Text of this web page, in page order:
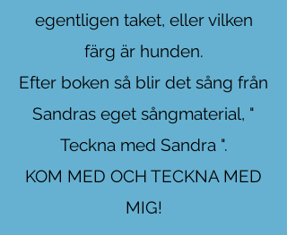
egentligen taket, eller vilken
färg är hunden.
Efter boken så blir det sång från
Sandras eget sångmaterial, "
Teckna med Sandra ".
KOM MED OCH TECKNA MED
MIG!